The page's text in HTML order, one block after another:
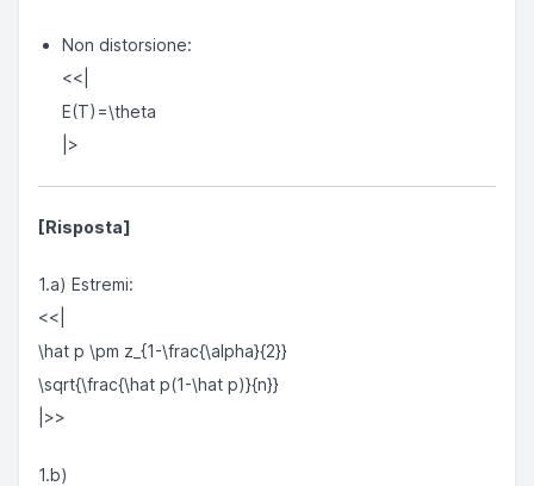
Non distorsione:
<<|
E(T)=\theta
|>
[Risposta]
1.a) Estremi:
<<|
\hat p \pm z_{1-\frac{\alpha}{2}}
\sqrt{\frac{\hat p(1-\hat p)}{n}}
|>>
1.b)